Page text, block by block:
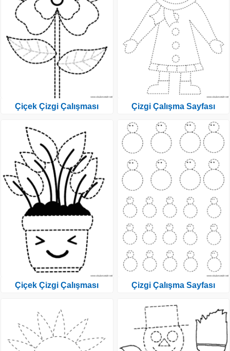
Çiçek Çizgi Çalışması
Çiçek Çizgi Çalışması
Çizgi Çalışma Sayfası
Çizgi Çalışma Sayfası